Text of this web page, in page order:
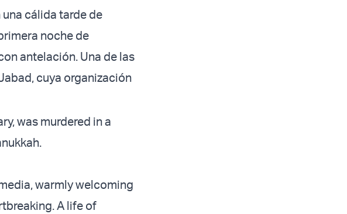
cálida tarde de
noche de
antelación. Una de las
cuya organización
was murdered in a
warmly welcoming
A life of